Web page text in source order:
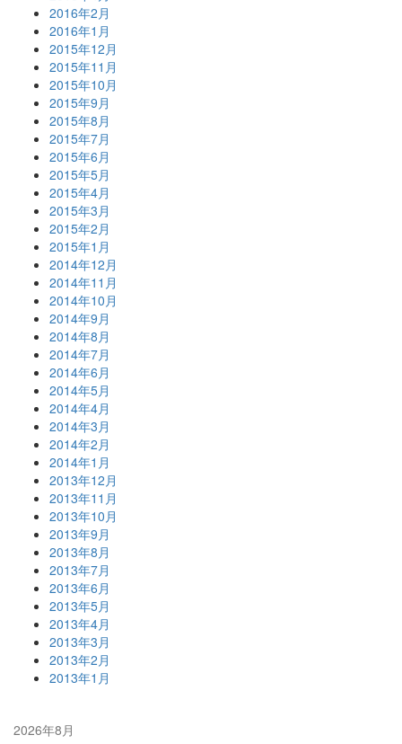
2016年2月
2016年1月
2015年12月
2015年11月
2015年10月
2015年9月
2015年8月
2015年7月
2015年6月
2015年5月
2015年4月
2015年3月
2015年2月
2015年1月
2014年12月
2014年11月
2014年10月
2014年9月
2014年8月
2014年7月
2014年6月
2014年5月
2014年4月
2014年3月
2014年2月
2014年1月
2013年12月
2013年11月
2013年10月
2013年9月
2013年8月
2013年7月
2013年6月
2013年5月
2013年4月
2013年3月
2013年2月
2013年1月
2026年8月